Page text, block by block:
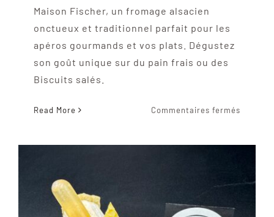
Maison Fischer, un fromage alsacien
onctueux et traditionnel parfait pour les
apéros gourmands et vos plats. Dégustez
son goût unique sur du pain frais ou des
Biscuits salés.
Read More Commentaires fermés